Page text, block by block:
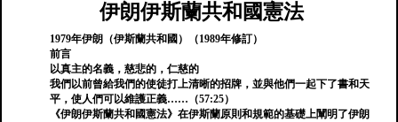
伊朗伊斯蘭共和國憲法
1979年伊朗（伊斯蘭共和國）（1989年修訂）
前言
以真主的名義，慈悲的，仁慈的
我們以前曾給我們的使徒打上清晰的招牌，並與他們一起下了書和天
平，使人們可以維護正義……（57:25）
《伊朗伊斯蘭共和國憲法》在伊斯蘭原則和規範的基礎上闡明了伊朗